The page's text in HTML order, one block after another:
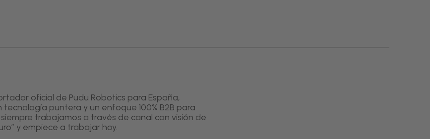
oficial de Pudu Robotics para España,
puntera y un enfoque 100% B2B para
trabajamos a través de canal con visión de
y empiece a trabajar hoy.